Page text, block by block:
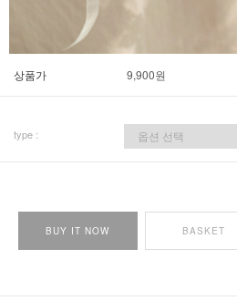
상품가 9,900원
type :
BUY IT NOW BASKET